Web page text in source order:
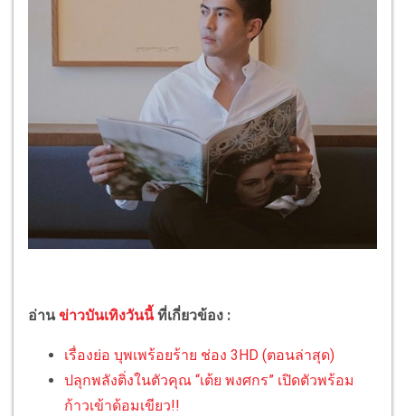
อ่านข่าวบันเทิงวันนี้ ที่เกี่ยวข้อง :
เรื่องย่อ บุพเพร้อยร้าย ช่อง 3HD (ตอนล่าสุด)
ปลุกพลังติ่งในตัวคุณ “เต้ย พงศกร” เปิดตัวพร้อม
ก้าวเข้าด้อมเขียว!!